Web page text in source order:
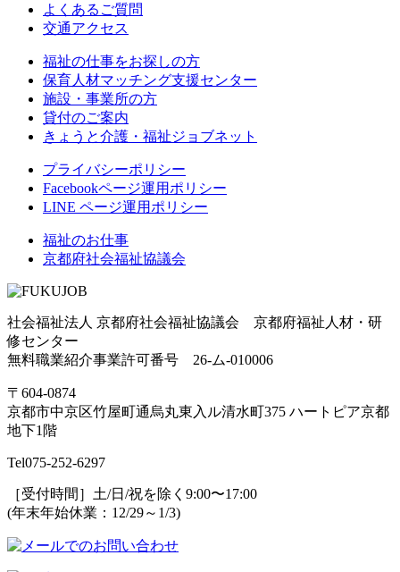
よくあるご質問
交通アクセス
福祉の仕事をお探しの方
保育人材マッチング支援センター
施設・事業所の方
貸付のご案内
きょうと介護・福祉ジョブネット
プライバシーポリシー
Facebookページ運用ポリシー
LINE ページ運用ポリシー
福祉のお仕事
京都府社会福祉協議会
社会福祉法人 京都府社会福祉協議会 京都府福祉人材・研
修センター
無料職業紹介事業許可番号 26-ム-010006
〒604-0874
京都市中京区竹屋町通烏丸東入ル清水町375 ハートピア京都
地下1階
Tel075-252-6297
［受付時間］土/日/祝を除く9:00〜17:00
(年末年始休業：12/29～1/3)